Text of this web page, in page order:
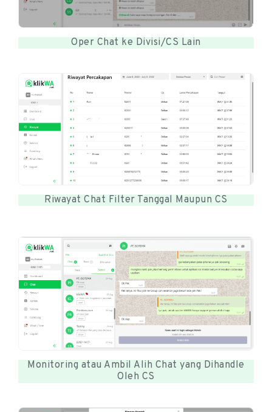
Oper Chat ke Divisi/CS Lain
Riwayat Chat Filter Tanggal Maupun CS
Monitoring atau Ambil Alih Chat yang Dihandle
Oleh CS